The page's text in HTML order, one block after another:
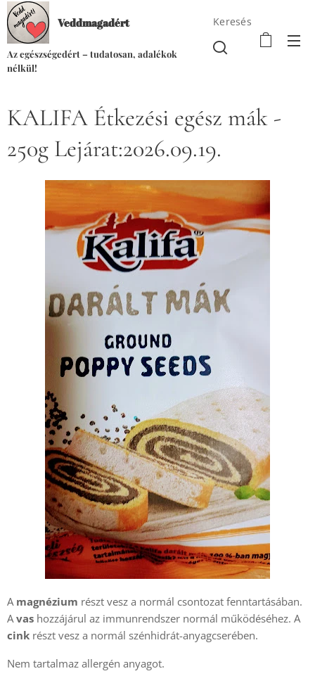
Veddmagadért
Az egészségedért – tudatosan, adalékok
nélkül!
Keresés
KALIFA Étkezési egész mák -
250g Lejárat:2026.09.19.
A magnézium részt vesz a normál csontozat fenntartásában.
A vas hozzájárul az immunrendszer normál működéséhez. A
cink részt vesz a normál szénhidrát-anyagcserében.
Nem tartalmaz allergén anyagot.